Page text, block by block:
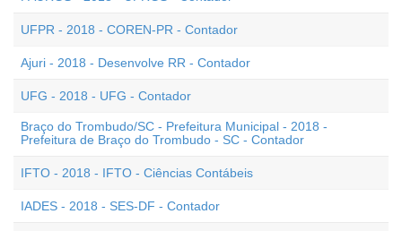
UFPR - 2018 - COREN-PR - Contador
Ajuri - 2018 - Desenvolve RR - Contador
UFG - 2018 - UFG - Contador
Braço do Trombudo/SC - Prefeitura Municipal - 2018 -
Prefeitura de Braço do Trombudo - SC - Contador
IFTO - 2018 - IFTO - Ciências Contábeis
IADES - 2018 - SES-DF - Contador